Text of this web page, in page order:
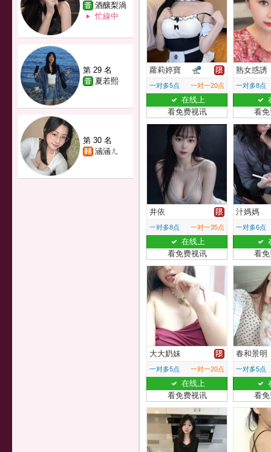
酒釀梨渦
忙線中
第 29 名
夏若熙
第 30 名
涵涵ㄦ
蘿莉婷寶
一对多5点 一对一20点
在线上
看免费视讯
熟女惑誘
一对多8点
看
井依
一对多8点 一对一35点
在线上
看免费视讯
汁媽媽
一对多6点
看
大大奶妹
一对多5点 一对一20点
在线上
看免费视讯
春和景明
一对多5点
看